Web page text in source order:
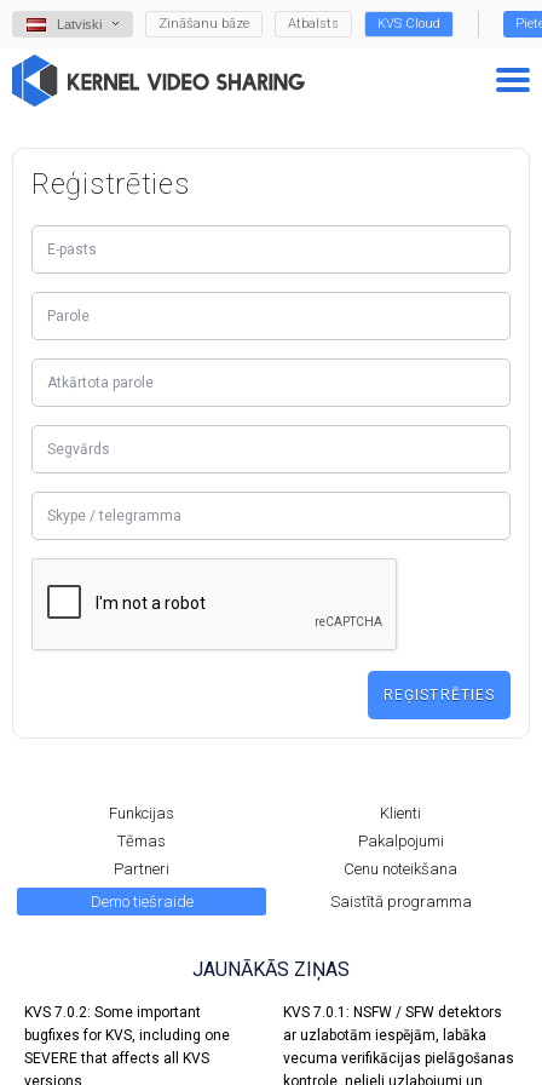
Latviski Zināšanu bāze Atbalsts KVS Cloud
Reģistrēties
Funkcijas
Klienti
Tēmas
Pakalpojumi
Partneri
Cenu noteikšana
Demo tiešraide
Saistītā programma
JAUNĀKĀS ZIŅAS
KVS 7.0.2: Some important
bugfixes for KVS, including one
SEVERE that affects all KVS
versions.
KVS 7.0.1: NSFW / SFW detektors
ar uzlabotām iespējām, labāka
vecuma verifikācijas pielāgošanas
kontrole, nelieli uzlabojumi un